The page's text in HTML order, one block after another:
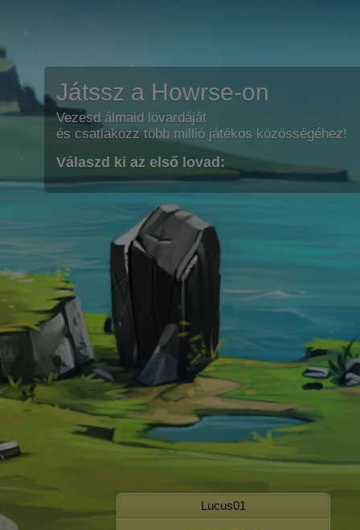
Játssz a Howrse-on
Vezesd álmaid lovardáját
és csatlakozz több millió játékos közösségéhez!
Válaszd ki az első lovad:
Lucus01